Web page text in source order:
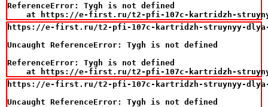
ReferenceError: Tygh is not defined
at https://e-first.ru/t2-pfi-107c-kartridzh-
https://e-first.ru/t2-pfi-107c-kartridzh-struynyy-dlya-
Uncaught ReferenceError: Tygh is not defined
ReferenceError: Tygh is not defined
at https://e-first.ru/t2-pfi-107c-kartridzh-
https://e-first.ru/t2-pfi-107c-kartridzh-struynyy-dlya-
Uncaught ReferenceError: Tygh is not defined